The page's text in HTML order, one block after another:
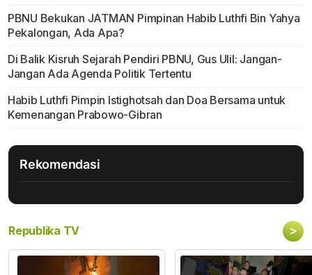
PBNU Bekukan JATMAN Pimpinan Habib Luthfi Bin Yahya
Pekalongan, Ada Apa?
Di Balik Kisruh Sejarah Pendiri PBNU, Gus Ulil: Jangan-
Jangan Ada Agenda Politik Tertentu
Habib Luthfi Pimpin Istighotsah dan Doa Bersama untuk
Kemenangan Prabowo-Gibran
Rekomendasi
Republika TV >